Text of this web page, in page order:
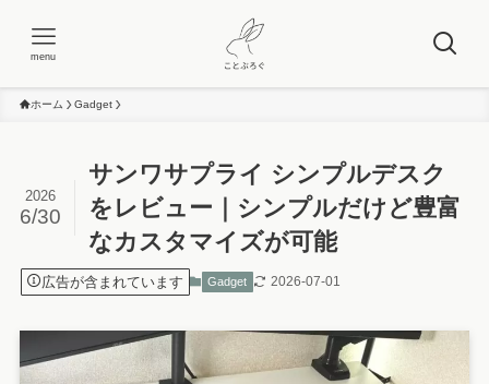
menu
ホーム Gadget
サンワサプライ シンプルデスク
をレビュー｜シンプルだけど豊富
なカスタマイズが可能
2026
6/30
広告が含まれています Gadget 2026-07-01